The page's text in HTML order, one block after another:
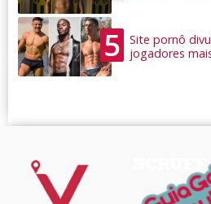
5
Site pornô
jogadores